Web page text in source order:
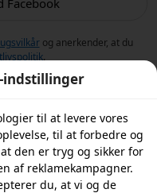
og anerkender, at du
.
indstillinger
til at levere vores
til at forbedre og
den er tryg og sikker for
af reklamekampagner.
du, at vi og de